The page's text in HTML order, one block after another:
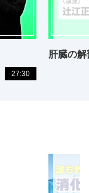
27:30
肝臓の